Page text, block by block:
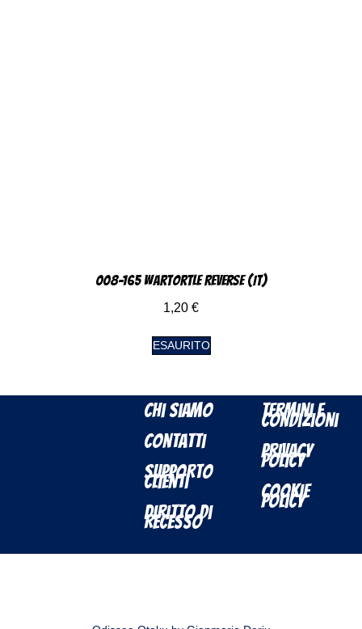
008-165 Wartortle Reverse (IT)
1,20 €
ESAURITO
Chi Siamo
Contatti
Supporto
Clienti
Diritto di
Recesso
Termini e
Condizioni
Privacy
Policy
Cookie
Policy